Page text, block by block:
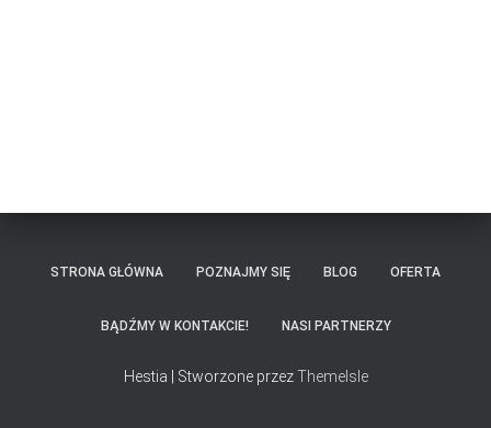
STRONA GŁÓWNA POZNAJMY SIĘ BLOG OFERTA
BĄDŹMY W KONTAKCIE! NASI PARTNERZY
Hestia | Stworzone przezThemeIsle